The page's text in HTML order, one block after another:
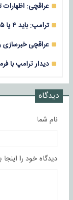
عراقچی: اظهارات
ترامپ: باید ۴ یا ۵ بار جایزه صلح نوبل را به من می‌دادند!
عراقچی خبرسازی
دیدار ترامپ با
دیدگاه
نام شما
دیدگاه خود را اینجا